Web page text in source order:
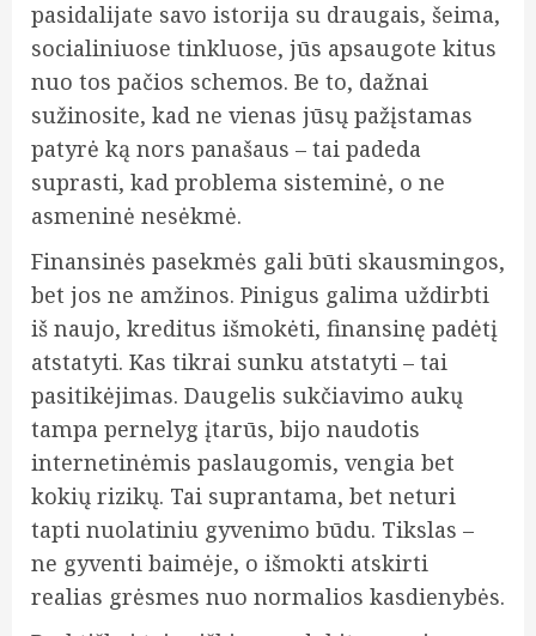
pasidalijate savo istorija su draugais, šeima,
socialiniuose tinkluose, jūs apsaugote kitus
nuo tos pačios schemos. Be to, dažnai
sužinosite, kad ne vienas jūsų pažįstamas
patyrė ką nors panašaus – tai padeda
suprasti, kad problema sisteminė, o ne
asmeninė nesėkmė.
Finansinės pasekmės gali būti skausmingos,
bet jos ne amžinos. Pinigus galima uždirbti
iš naujo, kreditus išmokėti, finansinę padėtį
atstatyti. Kas tikrai sunku atstatyti – tai
pasitikėjimas. Daugelis sukčiavimo aukų
tampa pernelyg įtarūs, bijo naudotis
internetinėmis paslaugomis, vengia bet
kokių rizikų. Tai suprantama, bet neturi
tapti nuolatiniu gyvenimo būdu. Tikslas –
ne gyventi baimėje, o išmokti atskirti
realias grėsmes nuo normalios kasdienybės.